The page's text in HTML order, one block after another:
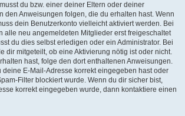
du bzw. einer deiner Eltern oder deiner
den Anweisungen folgen, die du erhalten hast. Wenn
dein Benutzerkonto vielleicht aktiviert werden. Bei
alle neu angemeldeten Mitglieder erst freigeschaltet
du dies selbst erledigen oder ein Administrator. Bei
dir mitgeteilt, ob eine Aktivierung nötig ist oder nicht.
hast, folge den dort enthaltenen Anweisungen.
deine E-Mail-Adresse korrekt eingegeben hast oder
Filter blockiert wurde. Wenn du dir sicher bist,
korrekt eingegeben wurde, dann kontaktiere einen